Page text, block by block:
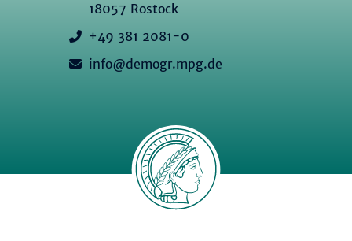
18057 Rostock
+49 381 2081-0
info@demogr.mpg.de